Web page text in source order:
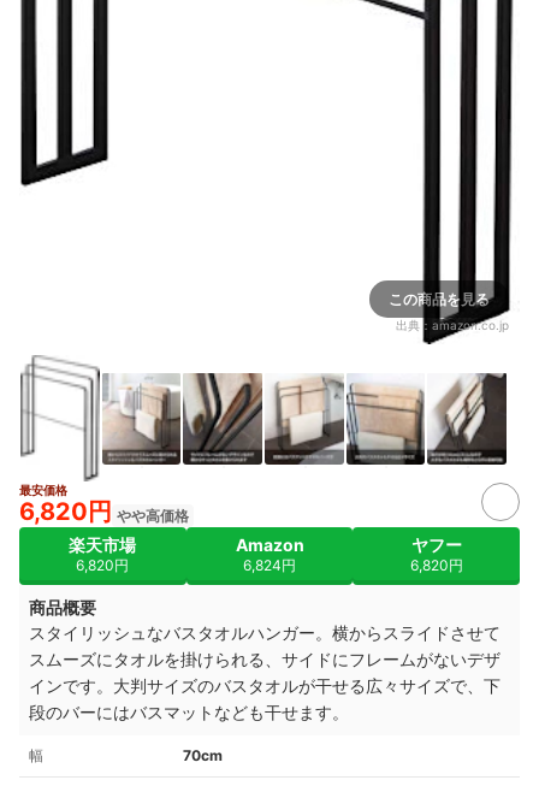
この商品を見る
出典： amazon.co.jp
最安価格
6,820円 やや高価格
楽天市場
6,820円
Amazon
6,824円
ヤフー
6,820円
商品概要
スタイリッシュなバスタオルハンガー。横からスライドさせて
スムーズにタオルを掛けられる、サイドにフレームがないデザ
インです。 大判サイズのバスタオルが干せる広々サイズで、下
段のバーにはバスマットなども干せます。
幅 70cm